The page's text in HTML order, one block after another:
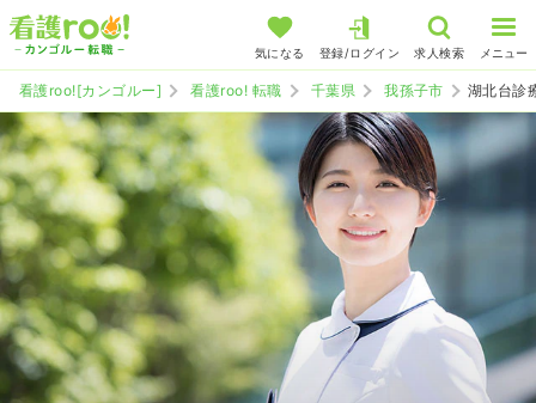
気になる 登録/ログイン 求人検索 メニュー
看護roo![カンゴルー] 看護roo! 転職 千葉県 我孫子市 湖北台診